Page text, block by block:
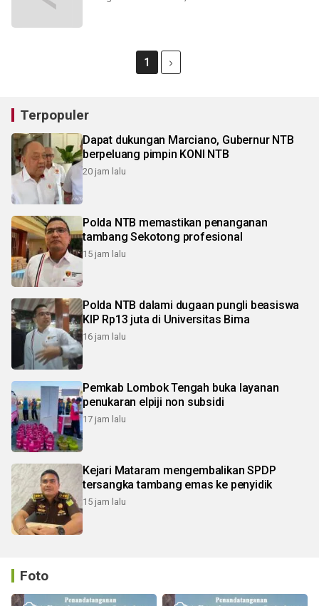
1
Terpopuler
Dapat dukungan Marciano, Gubernur NTB
berpeluang pimpin KONI NTB
20 jam lalu
Polda NTB memastikan penanganan
tambang Sekotong profesional
15 jam lalu
Polda NTB dalami dugaan pungli beasiswa
KIP Rp13 juta di Universitas Bima
16 jam lalu
Pemkab Lombok Tengah buka layanan
penukaran elpiji non subsidi
17 jam lalu
Kejari Mataram mengembalikan SPDP
tersangka tambang emas ke penyidik
15 jam lalu
Foto